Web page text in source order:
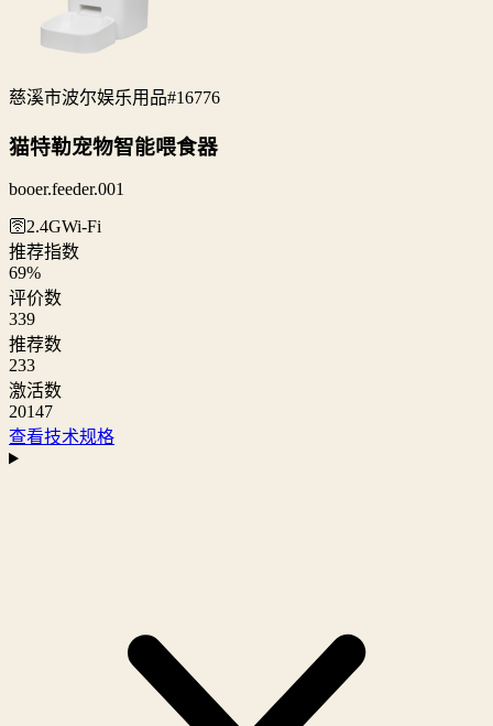
慈溪市波尔娱乐用品#16776
猫特勒宠物智能喂食器
booer.feeder.001
🛜2.4GWi‑Fi
推荐指数
69%
评价数
339
推荐数
233
激活数
20147
查看技术规格